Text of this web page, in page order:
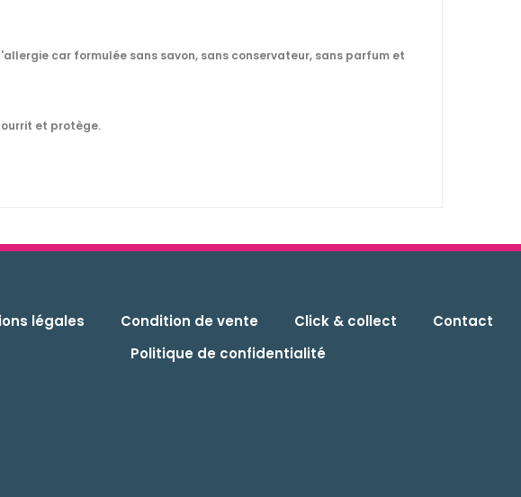
car formulée sans savon, sans conservateur, sans parfum et
et protège.
légales Condition de vente Click & collect
Contact
Politique de confidentialité